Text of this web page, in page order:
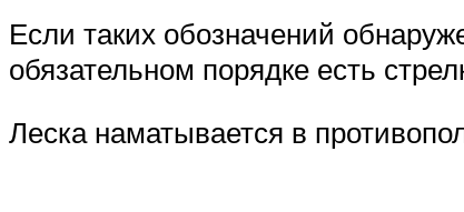
Если таких обозначений
обязательном порядке есть
Леска наматывается в